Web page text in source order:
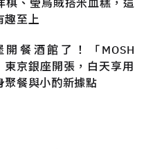
趣至上
餐酒館了！「MOSH
京銀座開張，白天享用
聚餐與小酌新據點